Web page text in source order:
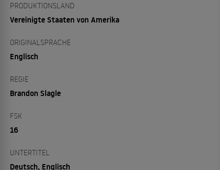
PRODUKTIONSLAND
Vereinigte Staaten von Amerika
ORIGINALSPRACHE
Englisch
REGIE
Brandon Slagle
FSK
16
UNTERTITEL
Deutsch, Englisch